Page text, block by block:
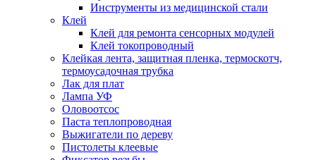
Инструменты из медицинской стали
Клей
Клей для ремонта сенсорных модулей
Клей токопроводный
Клейкая лента, защитная пленка, термоскотч,
термоусадочная трубка
Лак для плат
Лампа УФ
Оловоотсос
Паста теплопроводная
Выжигатели по дереву
Пистолеты клеевые